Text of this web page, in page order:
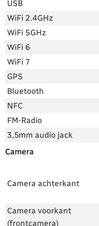
USB
WiFi 2.4GHz
WiFi 5GHz
WiFi 6
WiFi 7
GPS
Bluetooth
NFC
FM-Radio
3,5mm audio jack
Camera
Camera achterkant
Camera voorkant
(frontcamera)